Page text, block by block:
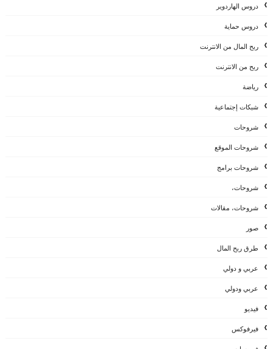
دروس الهاردوير
دروس حماية
ربح المال من الانترنت
ربح من الانترنت
رياضة
شبكات إجتماعية
شروحات
شروحات الموقع
شروحات برامج
شروحات،
شروحات، مقالات
صور
طرق ربح المال
عربي و دولي
عربي ودولي
فيديو
فيرفوكس